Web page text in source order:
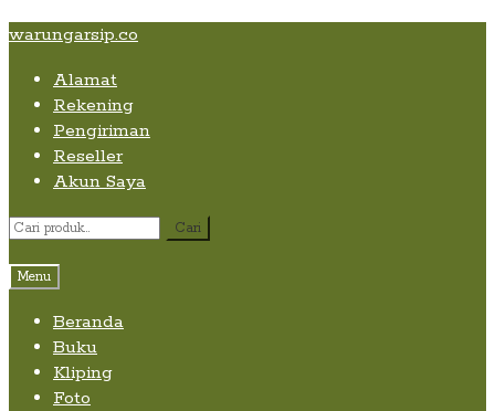
Skip
content
Skip
navigation
Skip
content
warungarsip.co
Alamat
Rekening
Pengiriman
Reseller
Akun Saya
Pencarian
Cari
Menu
Beranda
Buku
Kliping
Foto